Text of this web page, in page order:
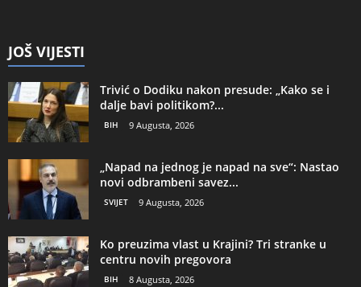
JOŠ VIJESTI
Trivić o Dodiku nakon presude: „Kako se i
dalje bavi politikom?...
BIH 9 Augusta, 2026
„Napad na jednog je napad na sve“: Nastao
novi odbrambeni savez...
SVIJET 9 Augusta, 2026
Ko preuzima vlast u Krajini? Tri stranke u
centru novih pregovora
BIH 8 Augusta, 2026